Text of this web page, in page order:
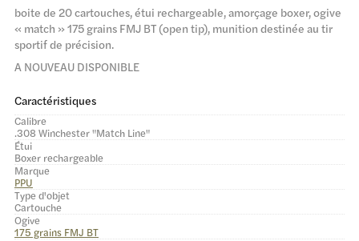
boite de 20 cartouches, étui rechargeable, amorçage boxer, ogive
« match » 175 grains FMJ BT (open tip), munition destinée au tir
sportif de précision.
A NOUVEAU DISPONIBLE
Caractéristiques
Calibre
.308 Winchester "Match Line"
Étui
Boxer rechargeable
Marque
PPU
Type d'objet
Cartouche
Ogive
175 grains FMJ BT